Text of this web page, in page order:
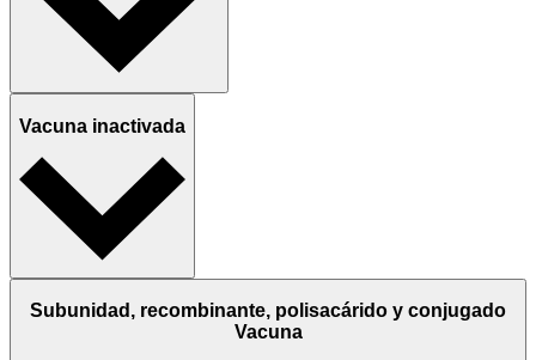
Vacuna inactivada
Subunidad, recombinante, polisacárido y conjugado
Vacuna